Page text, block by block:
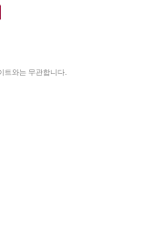
트와는 무관합니다.